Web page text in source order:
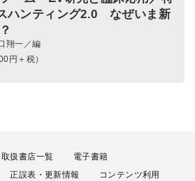
ハンティング2.0 なぜいま新
翔一／編
円＋税）
取扱書店一覧
電子書籍
正誤表・更新情報 コンテンツ利用